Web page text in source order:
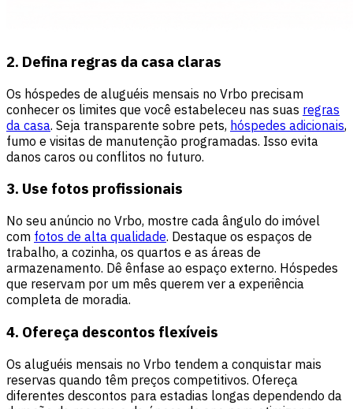
2. Defina regras da casa claras
Os hóspedes de aluguéis mensais no Vrbo precisam
conhecer os limites que você estabeleceu nas suas regras
da casa. Seja transparente sobre pets, hóspedes adicionais,
fumo e visitas de manutenção programadas. Isso evita
danos caros ou conflitos no futuro.
3. Use fotos profissionais
No seu anúncio no Vrbo, mostre cada ângulo do imóvel
com fotos de alta qualidade. Destaque os espaços de
trabalho, a cozinha, os quartos e as áreas de
armazenamento. Dê ênfase ao espaço externo. Hóspedes
que reservam por um mês querem ver a experiência
completa de moradia.
4. Ofereça descontos flexíveis
Os aluguéis mensais no Vrbo tendem a conquistar mais
reservas quando têm preços competitivos. Ofereça
diferentes descontos para estadias longas dependendo da